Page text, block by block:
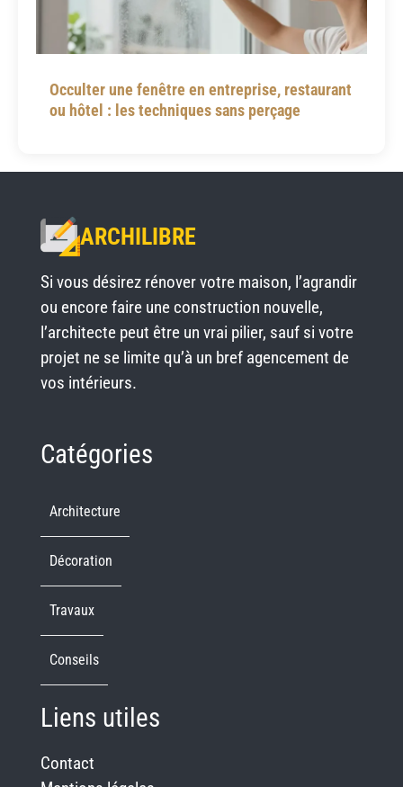
Occulter une fenêtre en entreprise, restaurant
ou hôtel : les techniques sans perçage
ARCHILIBRE
Si vous désirez rénover votre maison, l’agrandir
ou encore faire une construction nouvelle,
l’architecte peut être un vrai pilier, sauf si votre
projet ne se limite qu’à un bref agencement de
vos intérieurs.
Catégories
Architecture
Décoration
Travaux
Conseils
Liens utiles
Contact